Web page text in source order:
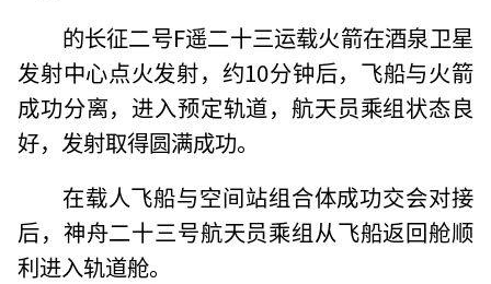
的长征二号F遥二十三运载火箭在酒泉卫星
发射中心点火发射，约10分钟后，飞船与火箭
成功分离，进入预定轨道，航天员乘组状态良
好，发射取得圆满成功。
在载人飞船与空间站组合体成功交会对接
后，神舟二十三号航天员乘组从飞船返回舱顺
利进入轨道舱。